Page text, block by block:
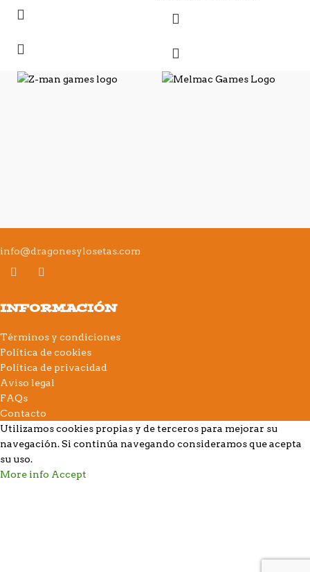
info@dragonesylosetas.com
INFORMACIÓN
Términos y condiciones
Política de cookies
Política de privacidad
Aviso legal
FAQs
Contacto
Utilizamos cookies propias y de terceros para mejorar su
navegación. Si continúa navegando consideramos que acepta
su uso.
More info Accept